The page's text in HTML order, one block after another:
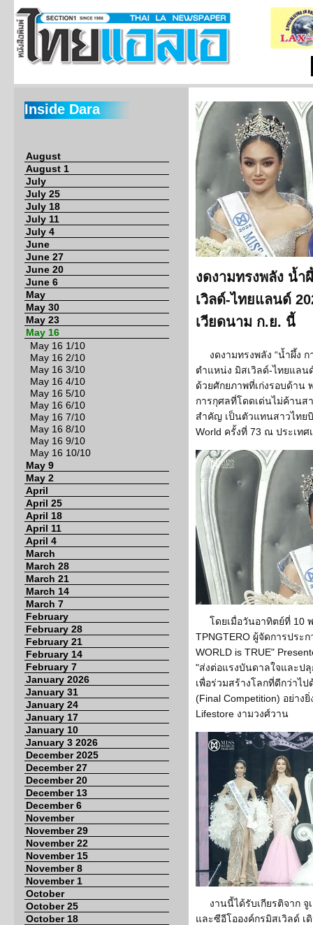
Inside Dara
August
August 1
July
July 25
July 18
July 11
July 4
June
June 27
June 20
June 6
May
May 30
May 23
May 16
May 16 1/10
May 16 2/10
May 16 3/10
May 16 4/10
May 16 5/10
May 16 6/10
May 16 7/10
May 16 8/10
May 16 9/10
May 16 10/10
May 9
May 2
April
April 25
April 18
April 11
April 4
March
March 28
March 21
March 14
March 7
February
February 28
February 21
February 14
February 7
January 2026
January 31
January 24
January 17
January 10
January 3 2026
December 2025
December 27
December 20
December 13
December 6
November
November 29
November 22
November 15
November 8
November 1
October
October 25
October 18
งดงามทรงพลัง น้ำ
เวิลด์-ไทยแลนด์
เวียดนาม ก.ย. นี้
งดงามทรงพลัง “น้ำผึ้ง
ตำแหน่ง มิสเวิลด์-ไทยแลน
ด้วยศักยภาพที่เก่งรอบด้าน
การกุศลที่โดดเด่นไม่ค้านส
สำคัญ เป็นตัวแทนสาวไทย
World ครั้งที่ 73 ณ ประเท
โดยเมื่อวันอาทิตย์ที่ 10
TPNGTERO ผู้จัดการประ
WORLD is TRUE"
"ส่งต่อแรงบันดาลใจและป
เพื่อร่วมสร้างโลกที่ดีกว่าไ
(Final Competition) อย่าง
Lifestore งามวงศ์วาน
งานนี้ได้รับเกียรติจาก
และซีอีโอองค์กรมิสเวิลด์